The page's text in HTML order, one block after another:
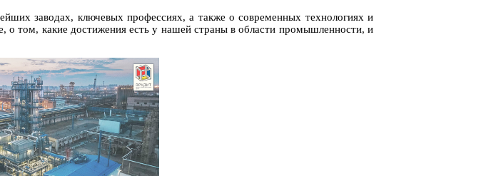
заводах, ключевых профессиях, а также о современных технологиях и
том, какие достижения есть у нашей страны в области промышленности, и